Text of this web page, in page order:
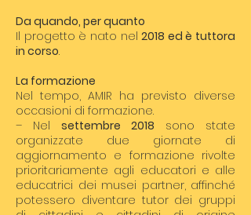
Da quando, per quanto
Il progetto è nato nel2018 ed è tuttora
in corso.
La formazione
Nel tempo, AMIR ha previsto diverse
occasioni di formazione.
– Nel settembre 2018 sono state
organizzate due giornate di
aggiornamento e formazione rivolte
prioritariamente agli educatori e alle
educatrici dei musei partner, affinché
potessero diventare tutor dei gruppi